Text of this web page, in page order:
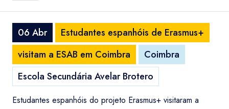
06 Abr
Estudantes espanhóis de Erasmus+
visitam a ESAB em Coimbra
Coimbra
Escola Secundária Avelar Brotero
Estudantes espanhóis do projeto Erasmus+ visitaram a